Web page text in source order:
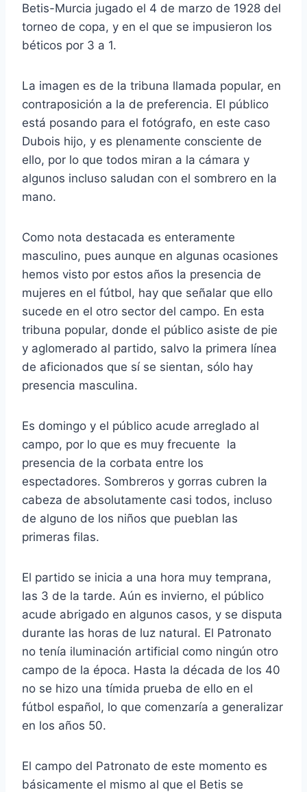
Betis-Murcia jugado el 4 de marzo de 1928 del
torneo de copa, y en el que se impusieron los
béticos por 3 a 1.
La imagen es de la tribuna llamada popular, en
contraposición a la de preferencia. El público
está posando para el fotógrafo, en este caso
Dubois hijo, y es plenamente consciente de
ello, por lo que todos miran a la cámara y
algunos incluso saludan con el sombrero en la
mano.
Como nota destacada es enteramente
masculino, pues aunque en algunas ocasiones
hemos visto por estos años la presencia de
mujeres en el fútbol, hay que señalar que ello
sucede en el otro sector del campo. En esta
tribuna popular, donde el público asiste de pie
y aglomerado al partido, salvo la primera línea
de aficionados que sí se sientan, sólo hay
presencia masculina.
Es domingo y el público acude arreglado al
campo, por lo que es muy frecuente la
presencia de la corbata entre los
espectadores. Sombreros y gorras cubren la
cabeza de absolutamente casi todos, incluso
de alguno de los niños que pueblan las
primeras filas.
El partido se inicia a una hora muy temprana,
las 3 de la tarde. Aún es invierno, el público
acude abrigado en algunos casos, y se disputa
durante las horas de luz natural. El Patronato
no tenía iluminación artificial como ningún otro
campo de la época. Hasta la década de los 40
no se hizo una tímida prueba de ello en el
fútbol español, lo que comenzaría a generalizar
en los años 50.
El campo del Patronato de este momento es
básicamente el mismo al que el Betis se